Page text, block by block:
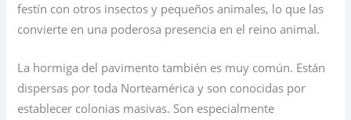
festín con otros insectos y pequeños animales, lo que las
convierte en una poderosa presencia en el reino animal.
La hormiga del pavimento también es muy común. Están
dispersas por toda Norteamérica y son conocidas por
establecer colonias masivas. Son especialmente